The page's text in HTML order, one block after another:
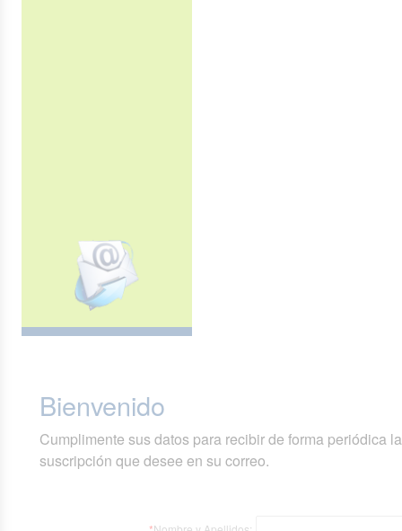
Bienvenido
Cumplimente sus datos para recibir de forma periódica
suscripción que desee en su correo.